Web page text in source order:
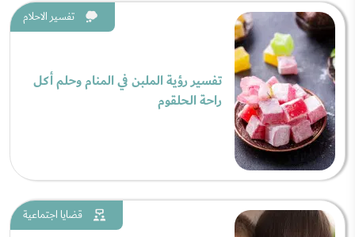
تفسير الاحلام
تفسير رؤية الملبن في المنام وحلم أكل
راحة الحلقوم
قضايا اجتماعية